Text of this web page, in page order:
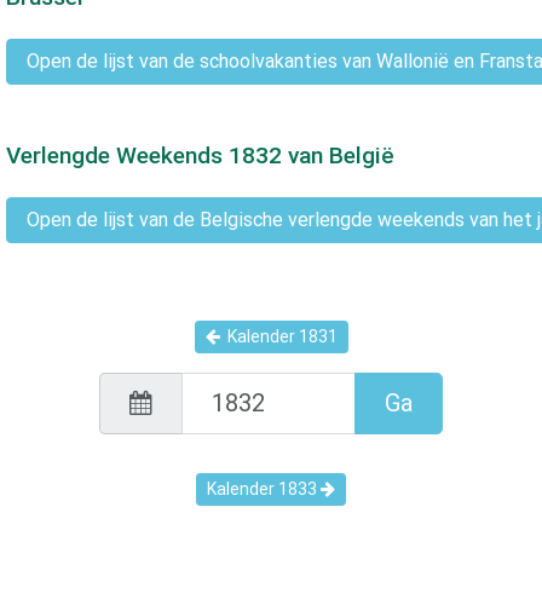
Open de lijst van de schoolvakanties van Wallonië en
Verlengde Weekends 1832 van België
Open de lijst van de Belgische verlengde weekends van het
Kalender 1831
Ga
Kalender 1833